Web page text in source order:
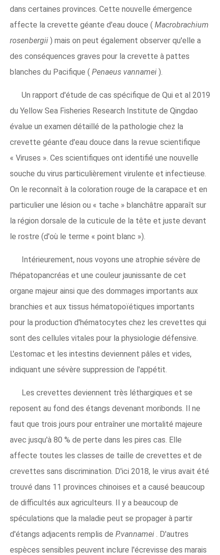
dans certaines provinces. Cette nouvelle émergence
affecte la crevette géante d'eau douce ( Macrobrachium
rosenbergii ) mais on peut également observer qu'elle a
des conséquences graves pour la crevette à pattes
blanches du Pacifique ( Penaeus vannamei ).
Un rapport d'étude de cas spécifique de Qui et al 2019
du Yellow Sea Fisheries Research Institute de Qingdao
évalue un examen détaillé de la pathologie chez la
crevette géante d'eau douce dans la revue scientifique
« Viruses ». Ces scientifiques ont identifié une nouvelle
souche du virus particulièrement virulente et infectieuse.
On le reconnaît à la coloration rouge de la carapace et en
particulier une lésion ou « tache » blanchâtre apparaît sur
la région dorsale de la cuticule de la tête et juste devant
le rostre (d'où le terme « point blanc »).
Intérieurement, nous voyons une atrophie sévère de
l'hépatopancréas et une couleur jaunissante de cet
organe majeur ainsi que des dommages importants aux
branchies et aux tissus hématopoïétiques importants
pour la production d'hématocytes chez les crevettes qui
sont des cellules vitales pour la physiologie défensive.
L'estomac et les intestins deviennent pâles et vides,
indiquant une sévère suppression de l'appétit.
Les crevettes deviennent très léthargiques et se
reposent au fond des étangs devenant moribonds. Il ne
faut que trois jours pour entraîner une mortalité majeure
avec jusqu'à 80 % de perte dans les pires cas. Elle
affecte toutes les classes de taille de crevettes et de
crevettes sans discrimination. D'ici 2018, le virus avait été
trouvé dans 11 provinces chinoises et a causé beaucoup
de difficultés aux agriculteurs. Il y a beaucoup de
spéculations que la maladie peut se propager à partir
d'étangs adjacents remplis de P.vannamei . D'autres
espèces sensibles peuvent inclure l'écrevisse des marais